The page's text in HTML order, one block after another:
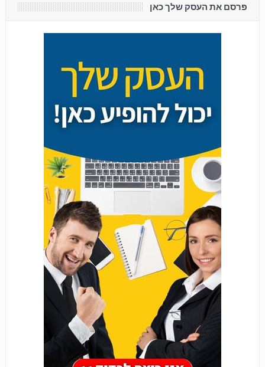
פרסם את העסק שלך כאן